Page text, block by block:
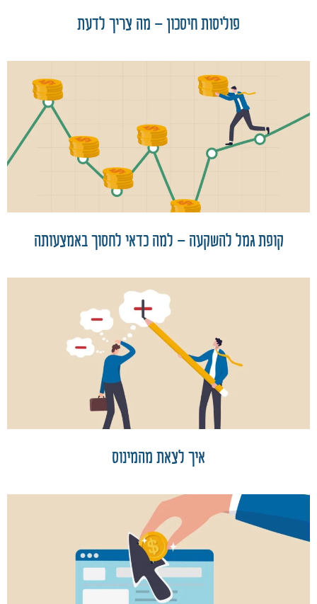
פוליסות חיסכון – מה צריך לדעת
קופת גמל להשקעה – למה כדאי לחסוך באמצעותה
איך לצאת מהמינוס